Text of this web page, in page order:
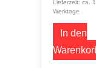
Lieferzeit: ca.
Werktage
In den